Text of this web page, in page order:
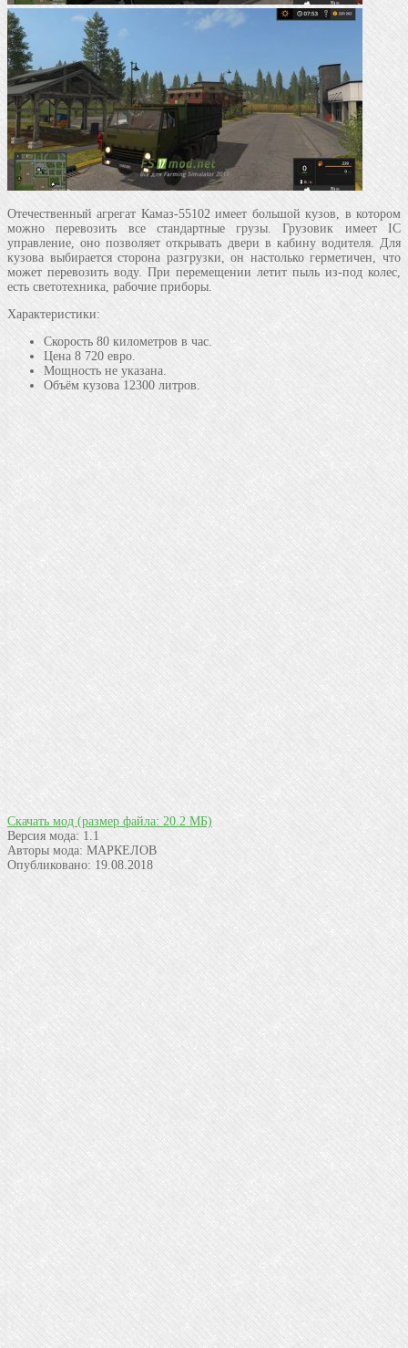
Отечественный агрегат Камаз-55102 имеет большой кузов, в котором
можно перевозить все стандартные грузы. Грузовик имеет IC
управление, оно позволяет открывать двери в кабину водителя. Для
кузова выбирается сторона разгрузки, он настолько герметичен, что
может перевозить воду. При перемещении летит пыль из-под колес,
есть светотехника, рабочие приборы.
Характеристики:
Скорость 80 километров в час.
Цена 8 720 евро.
Мощность не указана.
Объём кузова 12300 литров.
Скачать мод (размер файла: 20.2 МБ)
Версия мода: 1.1
Авторы мода: МАРКЕЛОВ
Опубликовано: 19.08.2018